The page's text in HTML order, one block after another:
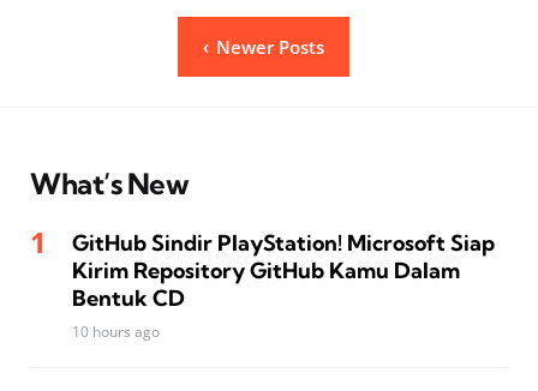
Newer Posts
What’s New
GitHub Sindir PlayStation! Microsoft Siap
Kirim Repository GitHub Kamu Dalam
Bentuk CD
10 hours ago